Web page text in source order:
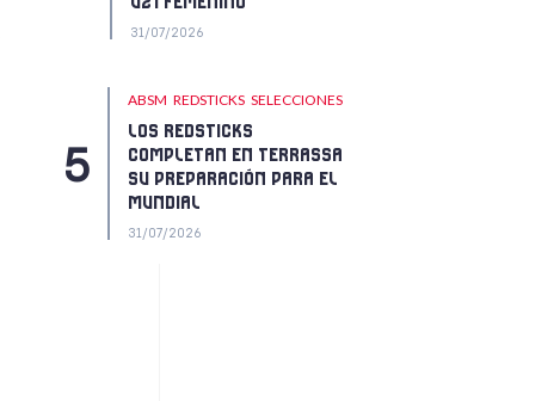
31/07/2026
ABSM REDSTICKS SELECCIONES
LOS REDSTICKS
COMPLETAN EN TERRASSA
SU PREPARACIÓN PARA EL
MUNDIAL
31/07/2026